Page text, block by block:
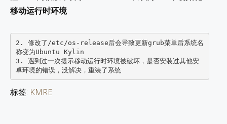
移动运行时环境
2. 修改了/etc/os-release后会导致更新grub菜单后系统名
称变为Ubuntu Kylin
3. 遇到过一次提示移动运行时环境被破坏，是否安装过其他安
卓环境的错误，没解决，重装了系统
标签: KMRE